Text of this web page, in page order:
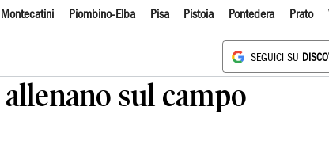
Montecatini Piombino-Elba Pisa Pistoia Pontedera Prato
SEGUICI SU
sul campo